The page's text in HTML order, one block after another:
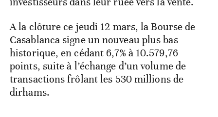
A la clôture ce jeudi 12 mars, la Bourse de
Casablanca signe un nouveau plus bas
historique, en cédant 6,7% à 10.579,76
points, suite à l’échange d’un volume de
transactions frôlant les 530 millions de
dirhams.